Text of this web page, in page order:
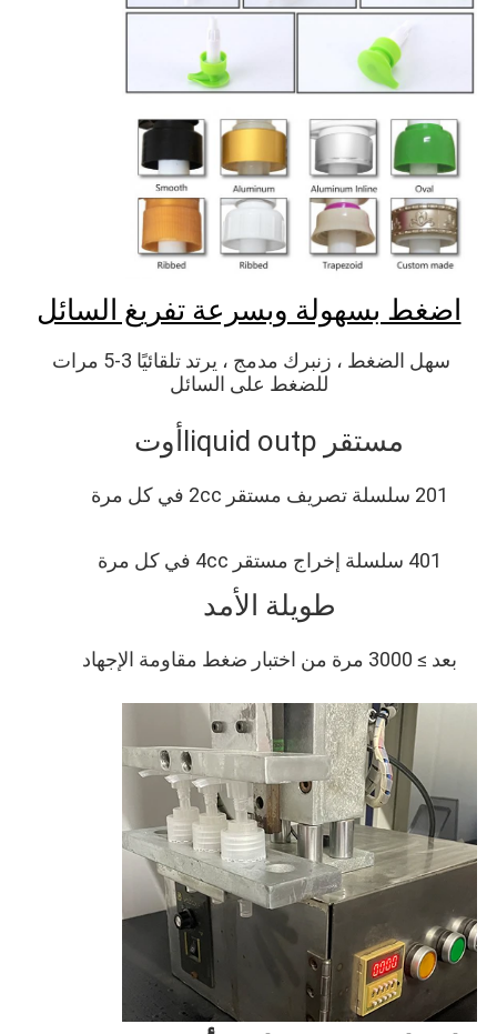
اضغط بسهولة وبسرعة تفريغ السائل
للضغط على السائل
مستقر liq uid outp أوت
201 سلسلة تصريف مستقر 2cc في كل مرة
401 سلسلة إخراج مستقر 4cc في كل مرة
طويلة الأمد
بعد ≥ 3000 مرة من اختبار ضغط مقاومة الإجهاد